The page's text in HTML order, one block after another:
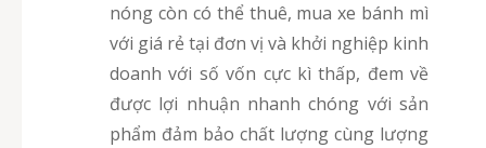
nóng còn có thể thuê, mua xe bánh mì
với giá rẻ tại đơn vị và khởi nghiệp kinh
doanh với số vốn cực kì thấp, đem về
được lợi nhuận nhanh chóng với sản
phẩm đảm bảo chất lượng cùng lượng